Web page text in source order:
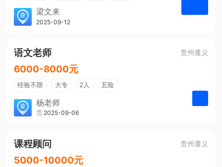
免费培训
包住宿
梁文来
贵州璟琦物流有限公司
2025-09-12
语文老师 贵州遵义
6000-8000元
经验不限 大专 2人
五险
带薪年假
年终奖
免费培训
包住宿
杨老师
贵州大美前程文化发展有限公司
2025-09-06
课程顾问 贵州遵义
5000-10000元